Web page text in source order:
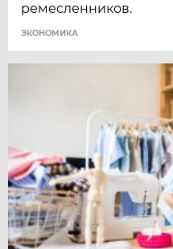
ремесленников.
ЭКОНОМИКА